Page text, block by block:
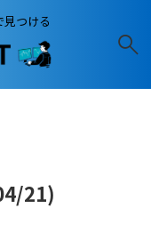
つける
21)